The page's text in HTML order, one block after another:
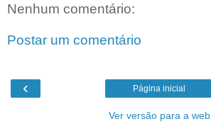
Nenhum comentário:
Postar um comentário
‹ Página inicial
Ver versão para a web